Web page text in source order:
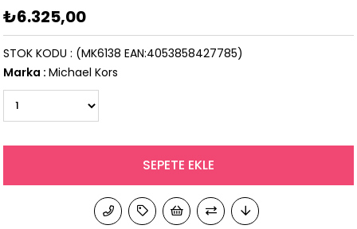
₺6.325,00
(MK6138 EAN:4053858427785)
STOK KODU
Marka : Michael Kors